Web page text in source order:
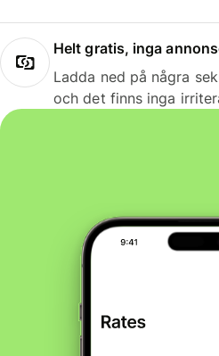
Helt gratis, inga
Ladda ned på några
och det finns inga